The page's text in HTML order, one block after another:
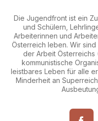
Die Jugendfront ist ein
und Schülern,
Arbeiterinnen und
Österreich leben. Wir
der Arbeit Österreichs
kommunistische
leistbares Leben für alle
Minderheit an